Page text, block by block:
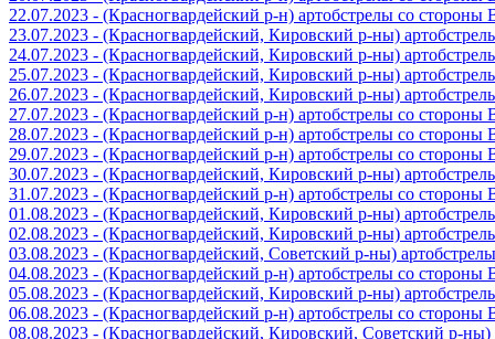
22.07.2023 - (Красногвардейский р-н) артобстрелы со
23.07.2023 - (Красногвардейский, Кировский р-ны)
24.07.2023 - (Красногвардейский, Кировский р-ны)
25.07.2023 - (Красногвардейский, Кировский р-ны)
26.07.2023 - (Красногвардейский, Кировский р-ны)
27.07.2023 - (Красногвардейский р-н) артобстрелы со
28.07.2023 - (Красногвардейский р-н) артобстрелы со
29.07.2023 - (Красногвардейский р-н) артобстрелы со
30.07.2023 - (Красногвардейский, Кировский р-ны)
31.07.2023 - (Красногвардейский р-н) артобстрелы со
01.08.2023 - (Красногвардейский, Кировский р-ны)
02.08.2023 - (Красногвардейский, Кировский р-ны)
03.08.2023 - (Красногвардейский, Советский р-ны)
04.08.2023 - (Красногвардейский р-н) артобстрелы со
05.08.2023 - (Красногвардейский, Кировский р-ны)
06.08.2023 - (Красногвардейский р-н) артобстрелы со
08.08.2023 - (Красногвардейский, Кировский, Советский р-